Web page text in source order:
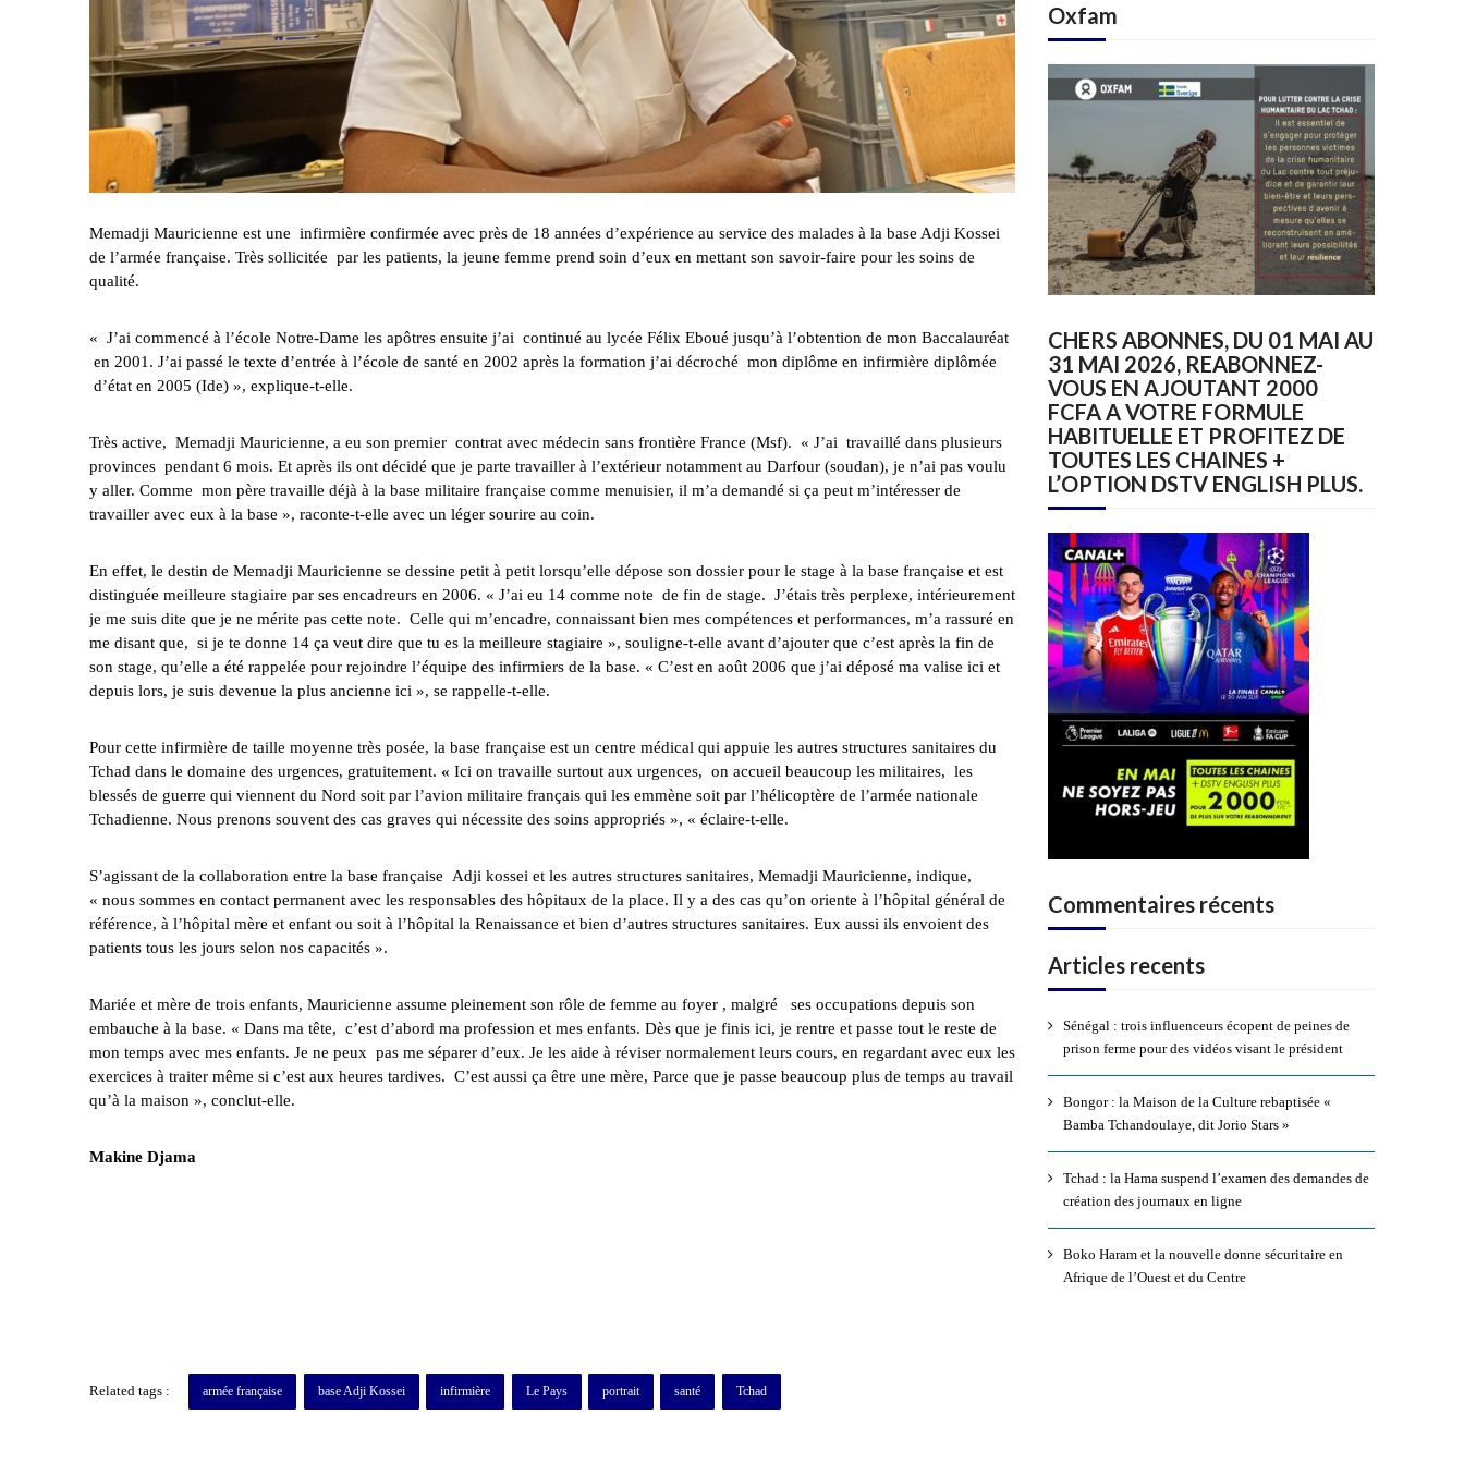
Memadji Mauricienne est une infirmière confirmée avec près de 18 années d’expérience au service des malades à la base Adji Kossei
de l’armée française. Très sollicitée par les patients, la jeune femme prend soin d’eux en mettant son savoir-faire pour les soins de
qualité.
« J’ai commencé à l’école Notre-Dame les apôtres ensuite j’ai continué au lycée Félix Eboué jusqu’à l’obtention de mon Baccalauréat
en 2001. J’ai passé le texte d’entrée à l’école de santé en 2002 après la formation j’ai décroché mon diplôme en infirmière diplômée
d’état en 2005 (Ide) », explique-t-elle.
Très active, Memadji Mauricienne, a eu son premier contrat avec médecin sans frontière France (Msf). « J’ai travaillé dans plusieurs
provinces pendant 6 mois. Et après ils ont décidé que je parte travailler à l’extérieur notamment au Darfour (soudan), je n’ai pas voulu
y aller. Comme mon père travaille déjà à la base militaire française comme menuisier, il m’a demandé si ça peut m’intéresser de
travailler avec eux à la base », raconte-t-elle avec un léger sourire au coin.
En effet, le destin de Memadji Mauricienne se dessine petit à petit lorsqu’elle dépose son dossier pour le stage à la base française et est
distinguée meilleure stagiaire par ses encadreurs en 2006. « J’ai eu 14 comme note de fin de stage. J’étais très perplexe, intérieurement
je me suis dite que je ne mérite pas cette note. Celle qui m’encadre, connaissant bien mes compétences et performances, m’a rassuré en
me disant que, si je te donne 14 ça veut dire que tu es la meilleure stagiaire », souligne-t-elle avant d’ajouter que c’est après la fin de
son stage, qu’elle a été rappelée pour rejoindre l’équipe des infirmiers de la base. « C’est en août 2006 que j’ai déposé ma valise ici et
depuis lors, je suis devenue la plus ancienne ici », se rappelle-t-elle.
Pour cette infirmière de taille moyenne très posée, la base française est un centre médical qui appuie les autres structures sanitaires du
Tchad dans le domaine des urgences, gratuitement. « Ici on travaille surtout aux urgences, on accueil beaucoup les militaires, les
blessés de guerre qui viennent du Nord soit par l’avion militaire français qui les emmène soit par l’hélicoptère de l’armée nationale
Tchadienne. Nous prenons souvent des cas graves qui nécessite des soins appropriés », « éclaire-t-elle.
S’agissant de la collaboration entre la base française Adji kossei et les autres structures sanitaires, Memadji Mauricienne, indique,
« nous sommes en contact permanent avec les responsables des hôpitaux de la place. Il y a des cas qu’on oriente à l’hôpital général de
référence, à l’hôpital mère et enfant ou soit à l’hôpital la Renaissance et bien d’autres structures sanitaires. Eux aussi ils envoient des
patients tous les jours selon nos capacités ».
Mariée et mère de trois enfants, Mauricienne assume pleinement son rôle de femme au foyer , malgré ses occupations depuis son
embauche à la base. « Dans ma tête, c’est d’abord ma profession et mes enfants. Dès que je finis ici, je rentre et passe tout le reste de
mon temps avec mes enfants. Je ne peux pas me séparer d’eux. Je les aide à réviser normalement leurs cours, en regardant avec eux les
exercices à traiter même si c’est aux heures tardives. C’est aussi ça être une mère, Parce que je passe beaucoup plus de temps au travail
qu’à la maison », conclut-elle.
Makine Djama
Related tags : armée française base Adji Kossei infirmière Le Pays portrait santé Tchad
Oxfam
CHERS ABONNES, DU 01 MAI AU
31 MAI 2026, REABONNEZ-
VOUS EN AJOUTANT 2000
FCFA A VOTRE FORMULE
HABITUELLE ET PROFITEZ DE
TOUTES LES CHAINES +
L’OPTION DSTV ENGLISH PLUS.
Commentaires récents
Articles recents
Sénégal : trois influenceurs écopent de peines de
prison ferme pour des vidéos visant le président
Bongor : la Maison de la Culture rebaptisée «
Bamba Tchandoulaye, dit Jorio Stars »
Tchad : la Hama suspend l’examen des demandes de
création des journaux en ligne
Boko Haram et la nouvelle donne sécuritaire en
Afrique de l’Ouest et du Centre